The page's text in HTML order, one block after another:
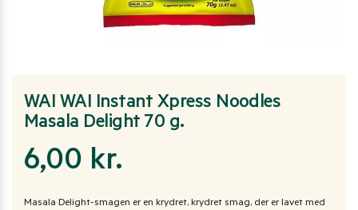
WAI WAI Instant Xpress Noodles
Masala Delight 70 g.
6,00 kr.
Masala Delight-smagen er en krydret, krydret smag, der er lavet med